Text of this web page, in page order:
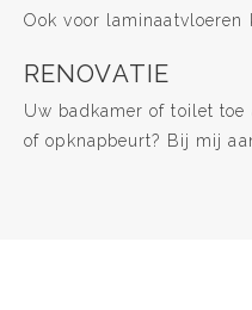
Ook voor
RENOVATIE
Uw badkamer of toilet toe
of opknapbeurt? Bij mij